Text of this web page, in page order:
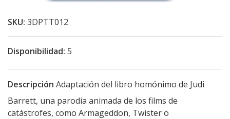
SKU: 3DPTT012
Disponibilidad: 5
Descripción Adaptación del libro homónimo de Judi
Barrett, una parodia animada de los films de
catástrofes, como Armageddon, Twister o